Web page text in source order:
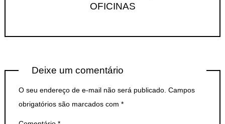
OFICINAS
Deixe um comentário
O seu endereço de e-mail não será publicado. Campos
obrigatórios são marcados com *